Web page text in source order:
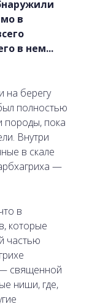
в
в нем...
на берегу
полностью
породы, пока
Внутри
в скале
—
в
которые
частью
— священной
ниши, где,